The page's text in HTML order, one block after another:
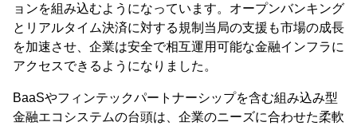
ョンを組み込むようになっています。オープンバンキング
とリアルタイム決済に対する規制当局の支援も市場の成長
を加速させ、企業は安全で相互運用可能な金融インフラに
アクセスできるようになりました。
BaaSやフィンテックパートナーシップを含む組み込み型
金融エコシステムの台頭は、企業のニーズに合わせた柔軟